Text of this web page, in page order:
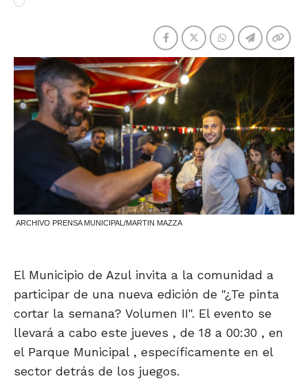
ARCHIVO PRENSA MUNICIPAL/MARTIN MAZZA
El Municipio de Azul invita a la comunidad a
participar de una nueva edición de "¿Te pinta
cortar la semana? Volumen II". El evento se
llevará a cabo este jueves , de 18 a 00:30 , en
el Parque Municipal , específicamente en el
sector detrás de los juegos.